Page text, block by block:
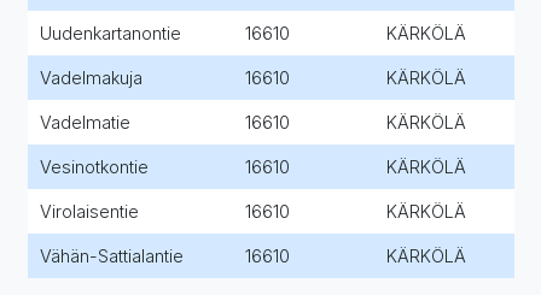
Uudenkartanontie 16610 KÄRKÖLÄ
Vadelmakuja 16610 KÄRKÖLÄ
Vadelmatie 16610 KÄRKÖLÄ
Vesinotkontie 16610 KÄRKÖLÄ
Virolaisentie 16610 KÄRKÖLÄ
Vähän-Sattialantie 16610 KÄRKÖLÄ